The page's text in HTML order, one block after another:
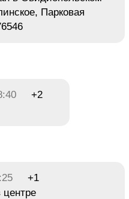
Парковая
+2
+1